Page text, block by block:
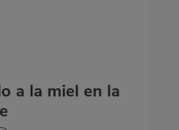
a la miel en la